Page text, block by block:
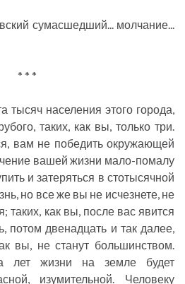
сумасшедший... молчание...
* * *
тысяч населения этого города,
таких, как вы, только три.
вам не победить окружающей
вашей жизни мало-помалу
и затеряться в стотысячной
но все же вы не исчезнете, не
таких, как вы, после вас явится
потом двенадцать и так далее,
вы, не станут большинством.
лет жизни на земле будет
изумительной. Человеку